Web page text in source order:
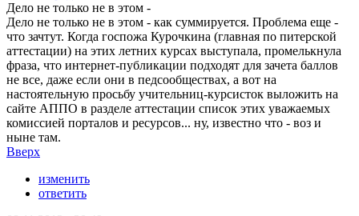
Дело не только не в этом -
Дело не только не в этом - как суммируется. Проблема еще -
что зачтут. Когда госпожа Курочкина (главная по питерской
аттестации) на этих летних курсах выступала, промелькнула
фраза, что интернет-публикации подходят для зачета баллов
не все, даже если они в педсообществах, а вот на
настоятельную просьбу учительниц-курсисток выложить на
сайте АППО в разделе аттестации список этих уважаемых
комиссией порталов и ресурсов... ну, известно что - воз и
ныне там.
Вверх
изменить
ответить